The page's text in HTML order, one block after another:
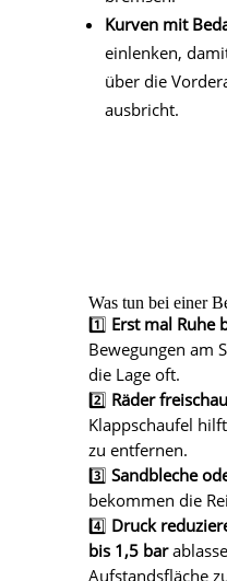
Kurven mit
einlenken,
über die
ausbricht.
Was tun bei einer
1️⃣ Erst mal Ruhe
Bewegungen am
die Lage oft.
2️⃣ Räder
Klappschaufel
zu entfernen.
3️⃣ Sandbleche
bekommen die
4️⃣ Druck
bis 1,5 bar
Aufstandsfläche